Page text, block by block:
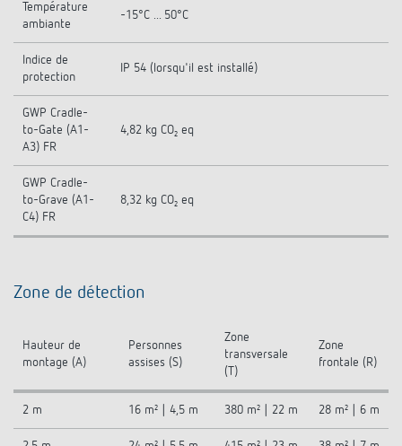
Température
ambiante
-15°C ... 50°C
Indice de
protection
IP 54 (lorsqu'il est installé)
GWP Cradle-
to-Gate (A1-
A3) FR
4,82 kg CO₂ eq
GWP Cradle-
to-Grave (A1-
C4) FR
8,32 kg CO₂ eq
Zone de détection
Hauteur de
montage (A)
Personnes
assises (S)
Zone
transversale
(T)
Zone
frontale (R)
2 m 16 m² | 4,5 m 380 m² | 22 m 28 m² | 6 m